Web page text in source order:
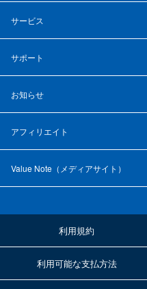
サービス
サポート
お知らせ
アフィリエイト
Value Note（ メディアサイト ）
利用規約
利用可能な支払方法